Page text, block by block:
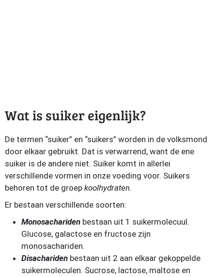
Wat is suiker eigenlijk?
De termen “suiker” en “suikers” worden in de volksmond
door elkaar gebruikt. Dat is verwarrend, want de ene
suiker is de andere niet. Suiker komt in allerlei
verschillende vormen in onze voeding voor. Suikers
behoren tot de groep koolhydraten.
Er bestaan verschillende soorten:
Monosachariden bestaan uit 1 suikermolecuul.
Glucose, galactose en fructose zijn
monosachariden.
Disachariden bestaan uit 2 aan elkaar gekoppelde
suikermoleculen. Sucrose, lactose, maltose en